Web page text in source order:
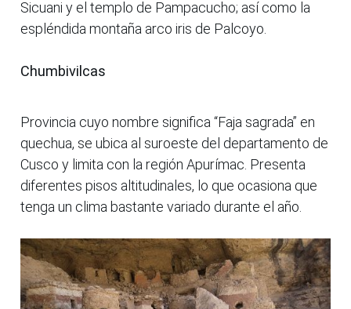
Sicuani y el templo de Pampacucho; así como la
espléndida montaña arco iris de Palcoyo.
Chumbivilcas
Provincia cuyo nombre significa “Faja sagrada” en
quechua, se ubica al suroeste del departamento de
Cusco y limita con la región Apurímac. Presenta
diferentes pisos altitudinales, lo que ocasiona que
tenga un clima bastante variado durante el año.